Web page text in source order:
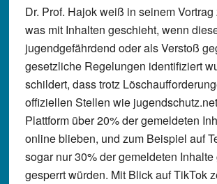
Dr. Prof. Hajok weiß in seinem
was mit Inhalten geschieht, wenn
jugendgefährdend oder als Verstoß
gesetzliche Regelungen identifiziert
schildert, dass trotz
offiziellen Stellen wie
Plattform über 20% der gemeldeten
online blieben, und zum Beispiel auf
sogar nur 30% der gemeldeten
gesperrt würden. Mit Blick auf TikTok